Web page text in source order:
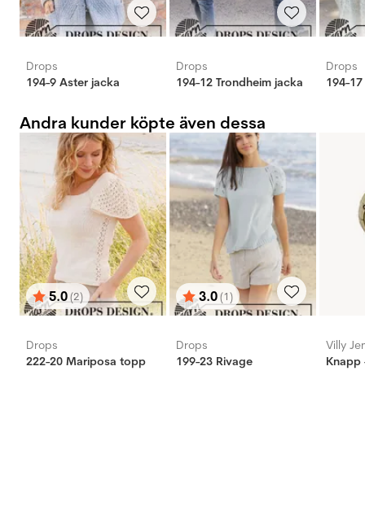
Drops
194-9 Aster jacka
Drops
194-12 Trondheim jacka
Drops
194-
Andra kunder köpte även dessa
Betyg:
5.0(2)
utav 5 stjärnor
Drops
222-20 Mariposa topp
Betyg:
3.0(1)
utav 5 stjärnor
Drops
199-23 Rivage
Villy